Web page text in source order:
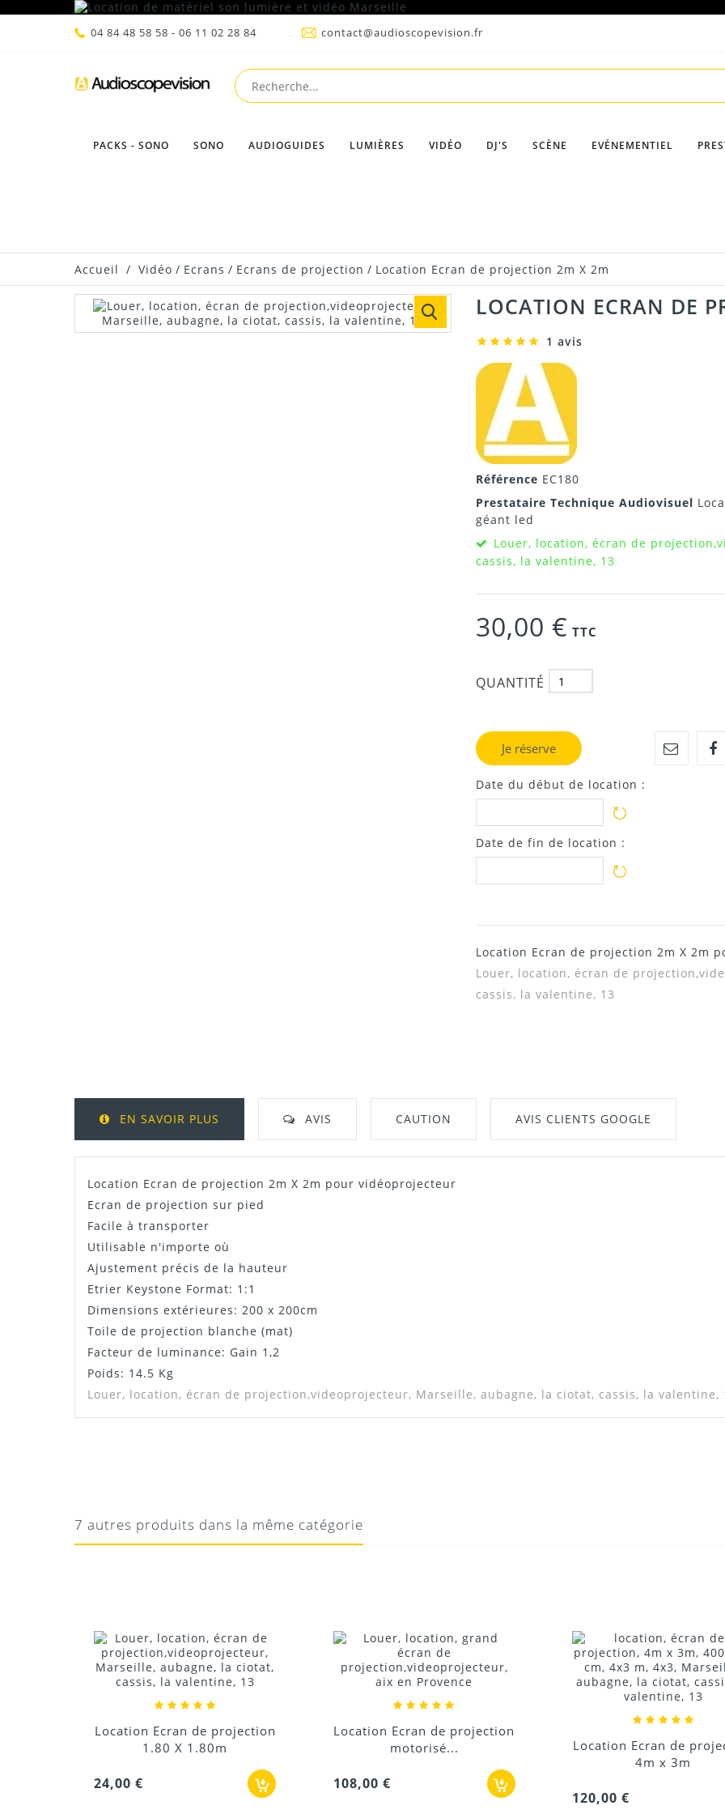
04 84 48 58 58 - 06 11 02 28 84 contact@audioscopevision.fr
PACKS - SONO SONO AUDIOGUIDES LUMIÈRES VIDÉO DJ'S SCÈNE EVÉNEMENTIEL
Accueil / Vidéo / Ecrans / Ecrans de projection / Location Ecran de projection 2m X 2m
LOCATION ECRAN DE
1 avis
Référence EC180
Prestataire Technique Audiovisuel
géant led
Louer, location, écran de
cassis, la valentine, 13
30,00 € TTC
QUANTITÉ
Je réserve
Date du début de location :
Date de fin de location :
Location Ecran de projection 2m X 2m
Louer, location, écran de
cassis, la valentine, 13
EN SAVOIR PLUS AVIS CAUTION AVIS CLIENTS GOOGLE
Location Ecran de projection 2m X 2m pour vidéoprojecteur
Ecran de projection sur pied
Facile à transporter
Utilisable n'importe où
Ajustement précis de la hauteur
Etrier Keystone Format: 1:1
Dimensions extérieures: 200 x 200cm
Toile de projection blanche (mat)
Facteur de luminance: Gain 1,2
Poids: 14.5 Kg
Louer, location, écran de projection,videoprojecteur, Marseille, aubagne, la ciotat, cassis, la valentine,
7 autres produits dans la même catégorie
Location Ecran de projection
1.80 X 1.80m
24,00 €
Location Ecran de projection
motorisé...
108,00 €
Location Ecran de
4m x 3m
120,00 €